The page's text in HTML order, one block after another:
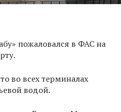
пожаловался в ФАС на
во всех терминалах
водой.